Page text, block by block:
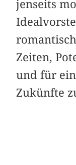
jenseits
Zeiten,
und für
Zukünfte